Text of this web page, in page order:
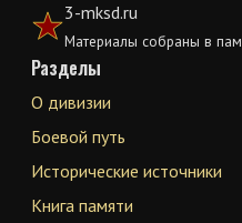
3-mksd.ru
Материалы собраны в
Разделы
О дивизии
Боевой путь
Исторические источники
Книга памяти